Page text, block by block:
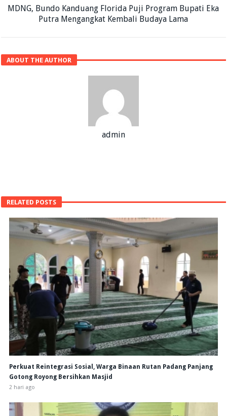
MDNG, Bundo Kanduang Florida Puji Program Bupati Eka
Putra Mengangkat Kembali Budaya Lama
ABOUT THE AUTHOR
admin
RELATED POSTS
Perkuat Reintegrasi Sosial, Warga Binaan Rutan Padang Panjang
Gotong Royong Bersihkan Masjid
2 hari ago